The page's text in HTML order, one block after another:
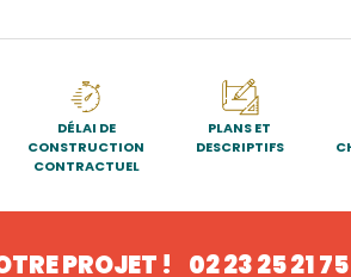
DÉLAI DE
CONSTRUCTION
CONTRACTUEL
PLANS ET
DESCRIPTIFS
PROJET ! 02 23 25 21 75